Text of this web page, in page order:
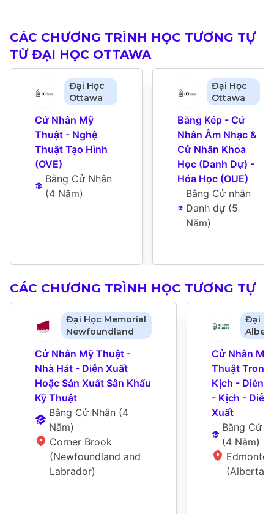
CÁC CHƯƠNG TRÌNH HỌC TƯƠNG TỰ
TỪ ĐẠI HỌC OTTAWA
Đại Học
Ottawa
Cử Nhân Mỹ
Thuật - Nghệ
Thuật Tạo Hình
(OVE)
Bằng Cử Nhân
(4 Năm)
Đại Học
Ottawa
Bằng Kép - Cử
Nhân Âm Nhạc &
Cử Nhân Khoa
Học (Danh Dự) -
Hóa Học (OUE)
Bằng Cử nhân
Danh dự (5
Năm)
CÁC CHƯƠNG TRÌNH HỌC TƯƠNG TỰ
Đại Học Memorial
Newfoundland
Cử Nhân Mỹ Thuật -
Nhà Hát - Diễn Xuất
Hoặc Sản Xuất Sân Khấu
Kỹ Thuật
Bằng Cử Nhân (4
Năm)
Corner Brook
(Newfoundland and
Labrador)
Đại
Cử Nhân Mỹ
Thuật Trong
Kịch - Diễn
- Kịch - Diễn
Xuất
Bằng Cử
(4 Năm)
Edmonton
(Alberta)